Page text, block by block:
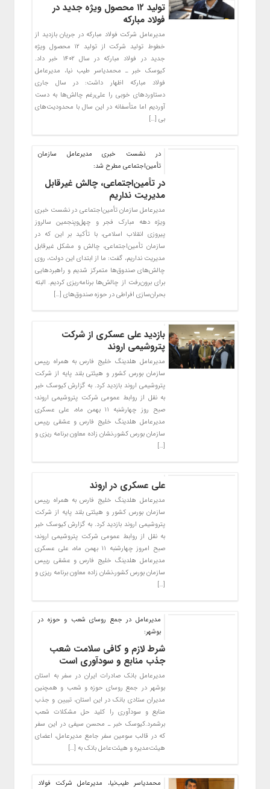
تولید ۱۲ محصول ویژه جدید در
فولاد مبارکه
مدیرعامل شرکت فولاد مبارکه در جریان بازدید از
خطوط تولید شرکت از تولید ۱۲ محصول ویژه
جدید در فولاد مبارکه در سال ۱۴۰۲ خبر داد.
کیوسک خبر ـ محمدیاسر طیب نیا، مدیرعامل
فولاد مبارکه اظهار داشت: در سال جاری
دستاوردهای خوبی را علی‌رغم چالش‌ها به دست
آوردیم اما متأسفانه در این سال با محدودیت‌های
بی […]
در نشست خبری مدیرعامل سازمان
تأمین‌اجتماعی مطرح شد:
در تأمین‌اجتماعی، چالش غیرقابل
مدیریت نداریم
مدیرعامل سازمان تأمین‌اجتماعی در نشست خبری
ویژه دهه مبارک فجر و چهل‌وپنجمین سالروز
پیروزی انقلاب اسلامی، با تأکید بر این که در
سازمان تأمین‌اجتماعی، چالش و مشکل غیرقابل
مدیریت نداریم، گفت: ما از ابتدای این دولت، روی
چالش‌های صندوق‌ها متمرکز شدیم و راهبردهایی
برای برون‌رفت از چالش‌ها برنامه‌ریزی کردیم. البته
بحران‌سازی افراطی در حوزه صندوق‌های […]
بازدید علی عسکری از شرکت
پتروشیمی اروند
مدیرعامل هلدینگ خلیج فارس به همراه رییس
سازمان بورس کشور و هیئتی بلند پایه از شرکت
پتروشیمی اروند بازدید کرد. به گزارش کیوسک خبر
به نقل از روابط عمومی شرکت پتروشیمی اروند؛
صبح روز چهارشنبه ۱۱ بهمن ماه، علی عسکری
مدیرعامل هلدینگ خلیج فارس و عشقی رییس
سازمان بورس کشور،نشان زاده معاون برنامه ریزی و‌
[…]
علی عسکری در اروند
مدیرعامل هلدینگ خلیج فارس به همراه رییس
سازمان بورس کشور و هیئتی بلند پایه از شرکت
پتروشیمی اروند بازدید کرد. به گزارش کیوسک خبر
به نقل از روابط عمومی شرکت پتروشیمی اروند؛
صبح امروز چهارشنبه ۱۱ بهمن ماه، علی عسکری
مدیرعامل هلدینگ خلیج فارس و عشقی رییس
سازمان بورس کشور،نشان زاده معاون برنامه ریزی و‌
[…]
مدیرعامل در جمع روسای شعب و حوزه در
بوشهر:
شرط لازم و کافی سلامت شعب
جذب منابع و سودآوری است
​مدیرعامل بانک صادرات ایران در سفر به استان
بوشهر در جمع روسای حوزه و شعب و همچنین
مدیران ستادی بانک در این استان، تبیین و جذب
منابع و سودآوری را کلید حل مشکلات شعب
برشمرد.کیوسک خبر ـ محسن سیفی در این سفر
که در قالب سومین سفر جامع مدیرعامل، اعضای
هیئت‌مدیره و هیئت‌عامل بانک به […]
محمدیاسر طیب‌نیا، مدیرعامل شرکت فولاد